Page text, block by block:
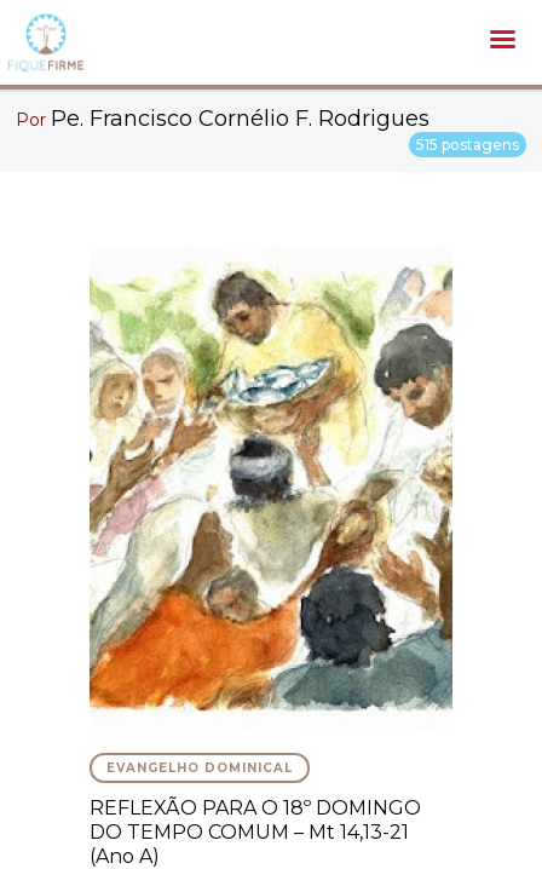
Por Pe. Francisco Cornélio F. Rodrigues
515 postagens
EVANGELHO DOMINICAL
REFLEXÃO PARA O 18º DOMINGO
DO TEMPO COMUM – Mt 14,13-21
(Ano A)